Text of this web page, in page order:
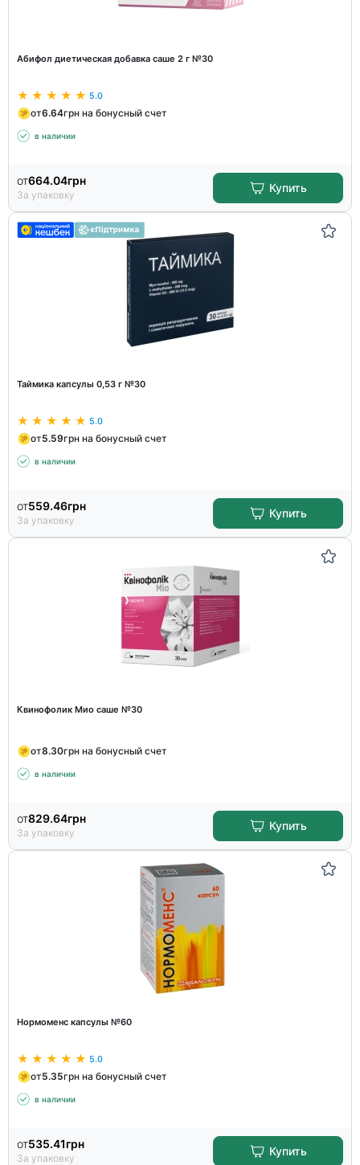
Абифол диетическая добавка саше 2 г №30
5.0
от6.64грн на бонусный счет
в наличии
от664.04грн
За упаковку
Купить
Таймика капсулы 0,53 г №30
5.0
от5.59грн на бонусный счет
в наличии
от559.46грн
За упаковку
Купить
Квинофолик Мио саше №30
от8.30грн на бонусный счет
в наличии
от829.64грн
За упаковку
Купить
Нормоменс капсулы №60
5.0
от5.35грн на бонусный счет
в наличии
от535.41грн
За упаковку
Купить